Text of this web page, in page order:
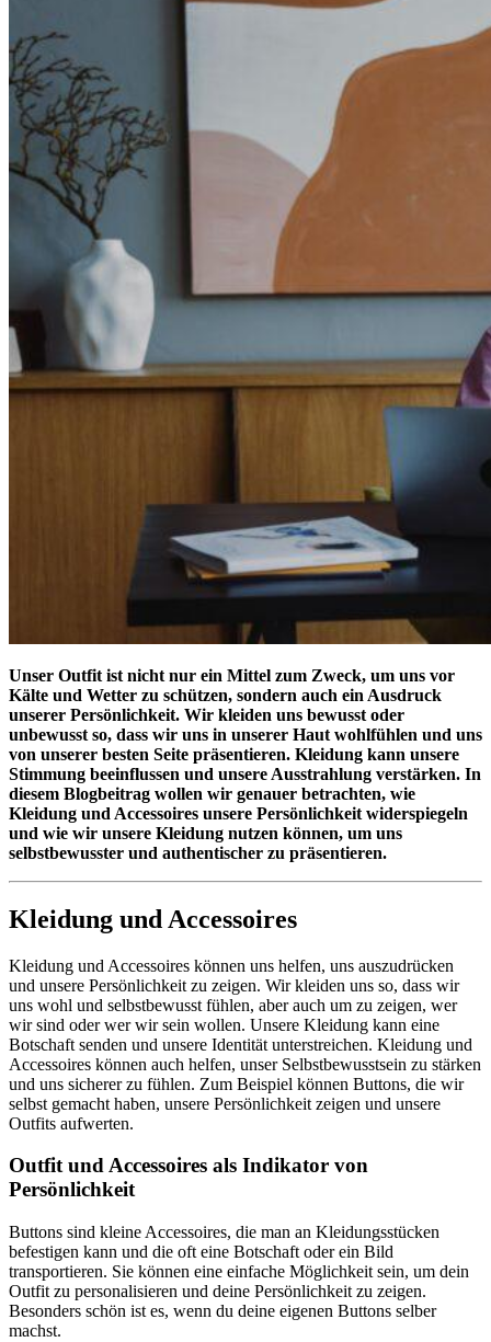
Unser Outfit ist nicht nur ein Mittel zum Zweck, um uns vor
Kälte und Wetter zu schützen, sondern auch ein Ausdruck
unserer Persönlichkeit. Wir kleiden uns bewusst oder
unbewusst so, dass wir uns in unserer Haut wohlfühlen und uns
von unserer besten Seite präsentieren. Kleidung kann unsere
Stimmung beeinflussen und unsere Ausstrahlung verstärken. In
diesem Blogbeitrag wollen wir genauer betrachten, wie
Kleidung und Accessoires unsere Persönlichkeit widerspiegeln
und wie wir unsere Kleidung nutzen können, um uns
selbstbewusster und authentischer zu präsentieren.
Kleidung und Accessoires
Kleidung und Accessoires können uns helfen, uns auszudrücken
und unsere Persönlichkeit zu zeigen. Wir kleiden uns so, dass wir
uns wohl und selbstbewusst fühlen, aber auch um zu zeigen, wer
wir sind oder wer wir sein wollen. Unsere Kleidung kann eine
Botschaft senden und unsere Identität unterstreichen. Kleidung und
Accessoires können auch helfen, unser Selbstbewusstsein zu stärken
und uns sicherer zu fühlen. Zum Beispiel können Buttons, die wir
selbst gemacht haben, unsere Persönlichkeit zeigen und unsere
Outfits aufwerten.
Outfit und Accessoires als Indikator von
Persönlichkeit
Buttons sind kleine Accessoires, die man an Kleidungsstücken
befestigen kann und die oft eine Botschaft oder ein Bild
transportieren. Sie können eine einfache Möglichkeit sein, um dein
Outfit zu personalisieren und deine Persönlichkeit zu zeigen.
Besonders schön ist es, wenn du deine eigenen Buttons selber
machst.